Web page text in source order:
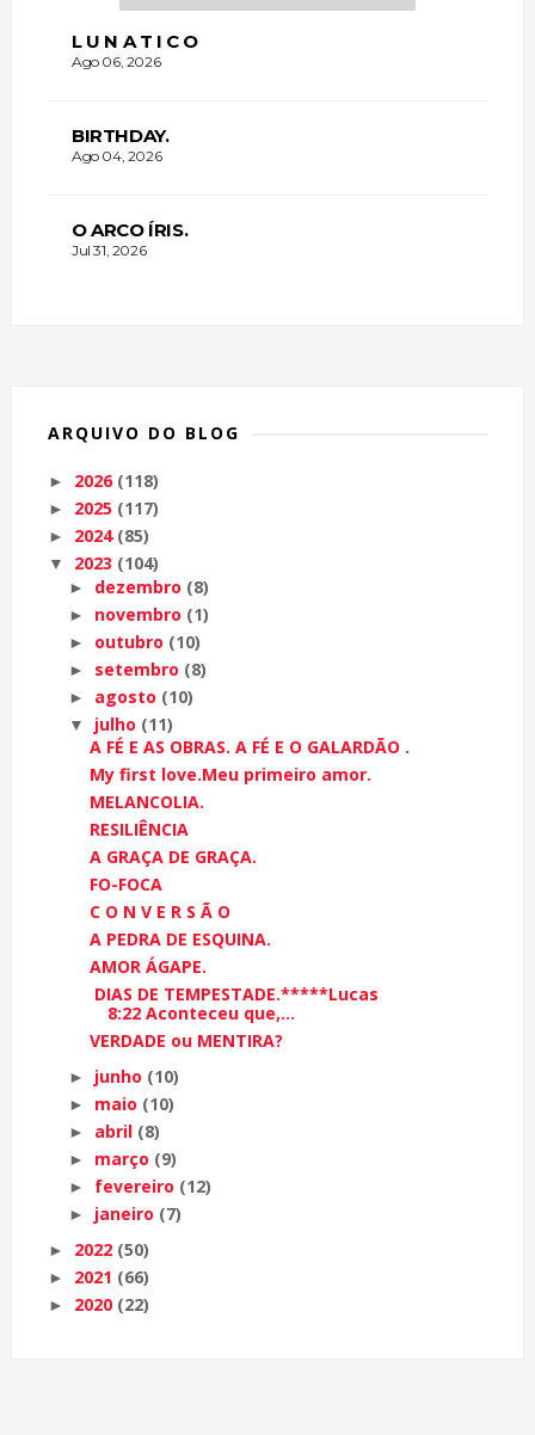
L U N A T I C O
Ago 06, 2026
BIRTHDAY.
Ago 04, 2026
O ARCO ÍRIS.
Jul 31, 2026
ARQUIVO DO BLOG
► 2026 (118)
► 2025 (117)
► 2024 (85)
▼ 2023 (104)
► dezembro (8)
► novembro (1)
► outubro (10)
► setembro (8)
► agosto (10)
▼ julho (11)
A FÉ E AS OBRAS. A FÉ E O GALARDÃO .
My first love.Meu primeiro amor.
MELANCOLIA.
RESILIÊNCIA
A GRAÇA DE GRAÇA.
FO-FOCA
C O N V E R S Ã O
A PEDRA DE ESQUINA.
AMOR ÁGAPE.
DIAS DE TEMPESTADE.*****Lucas
8:22 Aconteceu que,...
VERDADE ou MENTIRA?
► junho (10)
► maio (10)
► abril (8)
► março (9)
► fevereiro (12)
► janeiro (7)
► 2022 (50)
► 2021 (66)
► 2020 (22)